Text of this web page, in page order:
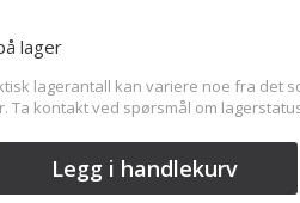
lager
lagerantall kan variere noe fra det
Ta kontakt ved spørsmål om
Legg i handlekurv